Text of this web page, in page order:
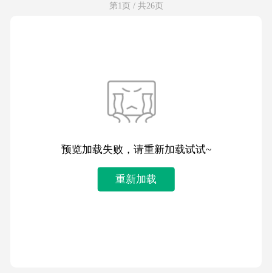
第1页 / 共26页
预览加载失败，请重新加载试试~
重新加载